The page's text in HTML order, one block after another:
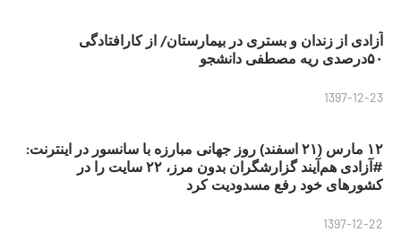
آزادی از زندان و بستری در بیمارستان/ از کارافتادگی
۵۰درصدی ریه مصطفی دانشجو
1397-12-23
۱۲ مارس (۲۱ اسفند) روز جهانی مبارزه با سانسور در اینترنت:
#آزادی هم‌آیند گزارشگران‌ بدون مرز، ۲۲ سایت را در
کشورهای خود رفع مسدودیت کرد
1397-12-22